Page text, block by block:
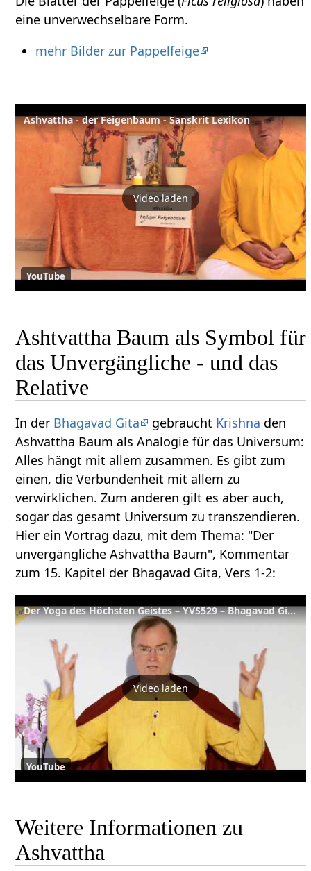
eine unverwechselbare Form.
mehr Bilder zur Pappelfeige
Ashvattha - der Feigenbaum - Sanskrit Lexikon
Video laden
YouTube
Ashtvattha Baum als Symbol für
das Unvergängliche - und das
Relative
In der Bhagavad Gita gebraucht Krishna den
Ashvattha Baum als Analogie für das Universum:
Alles hängt mit allem zusammen. Es gibt zum
einen, die Verbundenheit mit allem zu
verwirklichen. Zum anderen gilt es aber auch,
sogar das gesamt Universum zu transzendieren.
Hier ein Vortrag dazu, mit dem Thema: "Der
unvergängliche Ashvattha Baum", Kommentar
zum 15. Kapitel der Bhagavad Gita, Vers 1-2:
Der Yoga des Höchsten Geistes – YVS529 – Bhagavad Gita Kap. 15, Verse 1-2
Video laden
YouTube
Weitere Informationen zu
Ashvattha